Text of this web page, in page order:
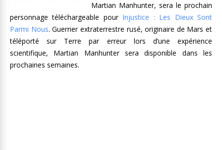
Martian Manhunter, sera le prochain
personnage téléchargeable pour Injustice : Les Dieux Sont
Parmi Nous. Guerrier extraterrestre rusé, originaire de Mars et
téléporté sur Terre par erreur lors d’une expérience
scientifique, Martian Manhunter sera disponible dans les
prochaines semaines.